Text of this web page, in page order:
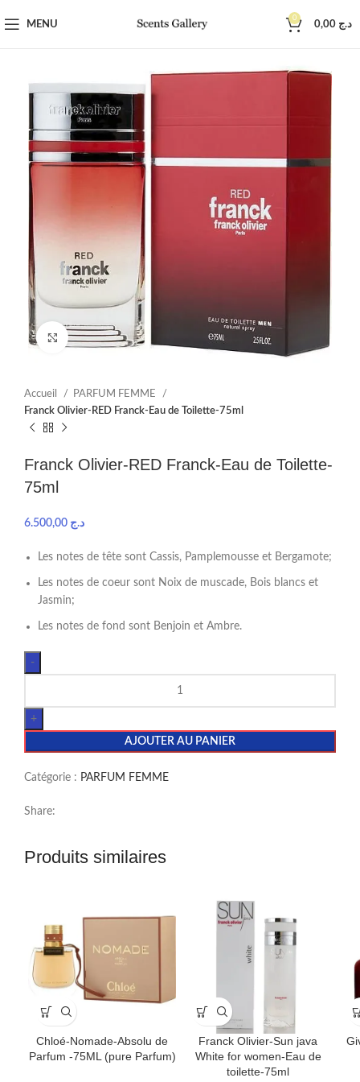
MENU
0
د.ج
Click to enlarge
Accueil
PARFUM FEMME
Franck Olivier-RED Franck-Eau de Toilette-75ml
Franck Olivier-RED Franck-Eau de Toilette-
75ml
د.ج
Les notes de tête sont Cassis, Pamplemousse et Bergamote;
Les notes de coeur sont Noix de muscade, Bois blancs et
Jasmin;
Les notes de fond sont Benjoin et Ambre.
AJOUTER AU PANIER
Catégorie : PARFUM FEMME
Share:
Produits similaires
Chloé-Nomade-Absolu de
Parfum -75ML (pure Parfum)
Franck Olivier-Sun java
White for women-Eau de
toilette-75ml